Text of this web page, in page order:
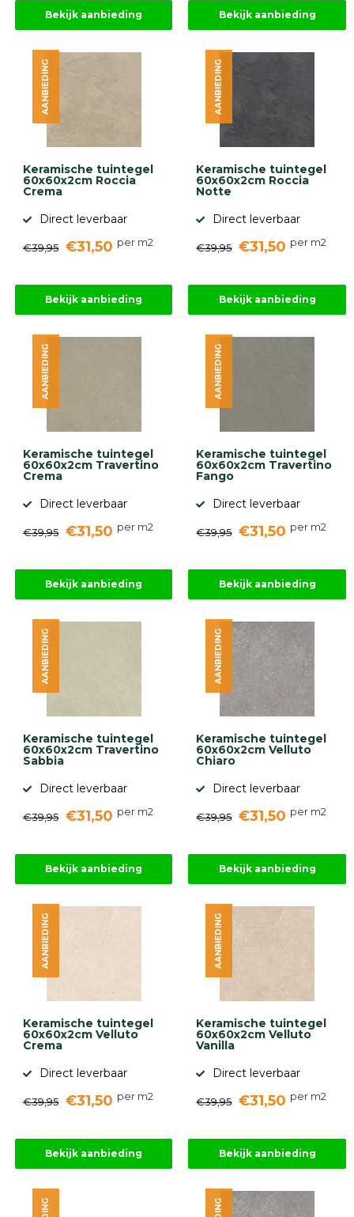
Bekijk aanbieding Bekijk aanbieding
Keramische tuintegel
60x60x2cm Roccia
Crema
Direct leverbaar
€39,95 €31,50 per m2
AANBIEDING
Bekijk aanbieding
Keramische tuintegel
60x60x2cm Roccia
Notte
Direct leverbaar
€39,95 €31,50 per m2
AANBIEDING
Bekijk aanbieding
Keramische tuintegel
60x60x2cm Travertino
Crema
Direct leverbaar
€39,95 €31,50 per m2
AANBIEDING
Bekijk aanbieding
Keramische tuintegel
60x60x2cm Travertino
Fango
Direct leverbaar
€39,95 €31,50 per m2
AANBIEDING
Bekijk aanbieding
Keramische tuintegel
60x60x2cm Travertino
Sabbia
Direct leverbaar
€39,95 €31,50 per m2
AANBIEDING
Bekijk aanbieding
Keramische tuintegel
60x60x2cm Velluto
Chiaro
Direct leverbaar
€39,95 €31,50 per m2
AANBIEDING
Bekijk aanbieding
Keramische tuintegel
60x60x2cm Velluto
Crema
Direct leverbaar
€39,95 €31,50 per m2
AANBIEDING
Bekijk aanbieding
Keramische tuintegel
60x60x2cm Velluto
Vanilla
Direct leverbaar
€39,95 €31,50 per m2
AANBIEDING
Bekijk aanbieding